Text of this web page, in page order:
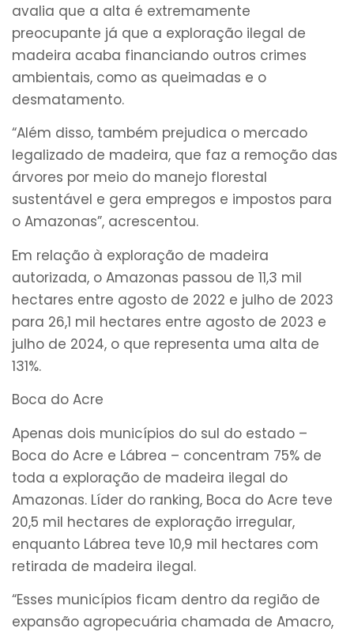
avalia que a alta é extremamente
preocupante já que a exploração ilegal de
madeira acaba financiando outros crimes
ambientais, como as queimadas e o
desmatamento.
“Além disso, também prejudica o mercado
legalizado de madeira, que faz a remoção das
árvores por meio do manejo florestal
sustentável e gera empregos e impostos para
o Amazonas”, acrescentou.
Em relação à exploração de madeira
autorizada, o Amazonas passou de 11,3 mil
hectares entre agosto de 2022 e julho de 2023
para 26,1 mil hectares entre agosto de 2023 e
julho de 2024, o que representa uma alta de
131%.
Boca do Acre
Apenas dois municípios do sul do estado –
Boca do Acre e Lábrea – concentram 75% de
toda a exploração de madeira ilegal do
Amazonas. Líder do ranking, Boca do Acre teve
20,5 mil hectares de exploração irregular,
enquanto Lábrea teve 10,9 mil hectares com
retirada de madeira ilegal.
“Esses municípios ficam dentro da região de
expansão agropecuária chamada de Amacro,